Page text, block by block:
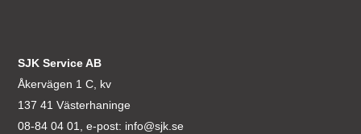
SJK Service AB
Åkervägen 1 C, kv
137 41 Västerhaninge
08-84 04 01, e-post: info@sjk.se